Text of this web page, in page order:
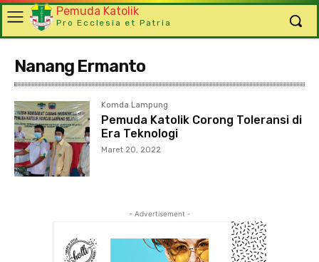
Pemuda Katolik
Pro Ecclesia et Patria
Nanang Ermanto
Komda Lampung
Pemuda Katolik Corong Toleransi di
Era Teknologi
Maret 20, 2022
- Advertisement -